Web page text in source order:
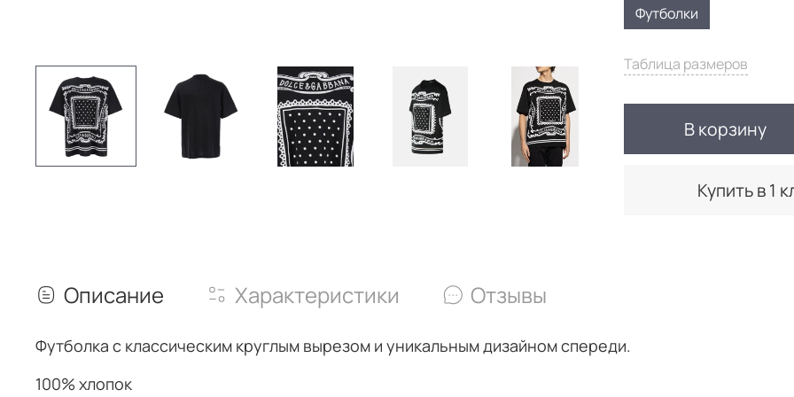
Таблица размеров
В корзину
Купить в 1
Футболки
Описание Характеристики Отзывы
Футболка с классическим круглым вырезом и уникальным дизайном спереди.
100% хлопок